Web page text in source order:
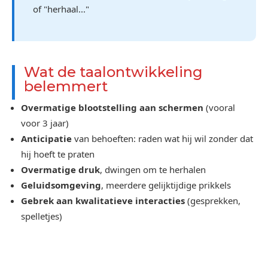
of "herhaal..."
Wat de taalontwikkeling
belemmert
Overmatige blootstelling aan schermen (vooral
voor 3 jaar)
Anticipatie van behoeften: raden wat hij wil zonder dat
hij hoeft te praten
Overmatige druk, dwingen om te herhalen
Geluidsomgeving, meerdere gelijktijdige prikkels
Gebrek aan kwalitatieve interacties (gesprekken,
spelletjes)